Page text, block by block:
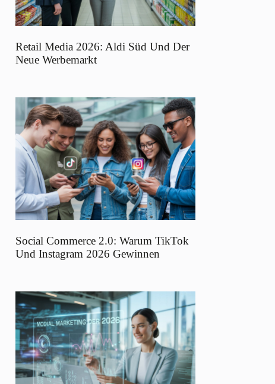
Retail Media 2026: Aldi Süd Und Der
Neue Werbemarkt
Social Commerce 2.0: Warum TikTok
Und Instagram 2026 Gewinnen